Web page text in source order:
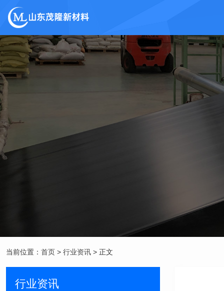
当前位置： 首页 > 行业资讯 > 正文
行业资讯